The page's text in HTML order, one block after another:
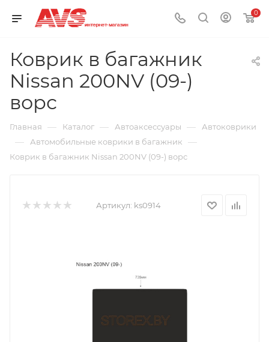
0
Коврик в багажник
Nissan 200NV (09-)
ворс
Главная — Каталог — Автоаксессуары — Автоковрики
— Автомобильные коврики в багажник —
Коврик в багажник Nissan 200NV (09-) ворс
Артикул: ks0914